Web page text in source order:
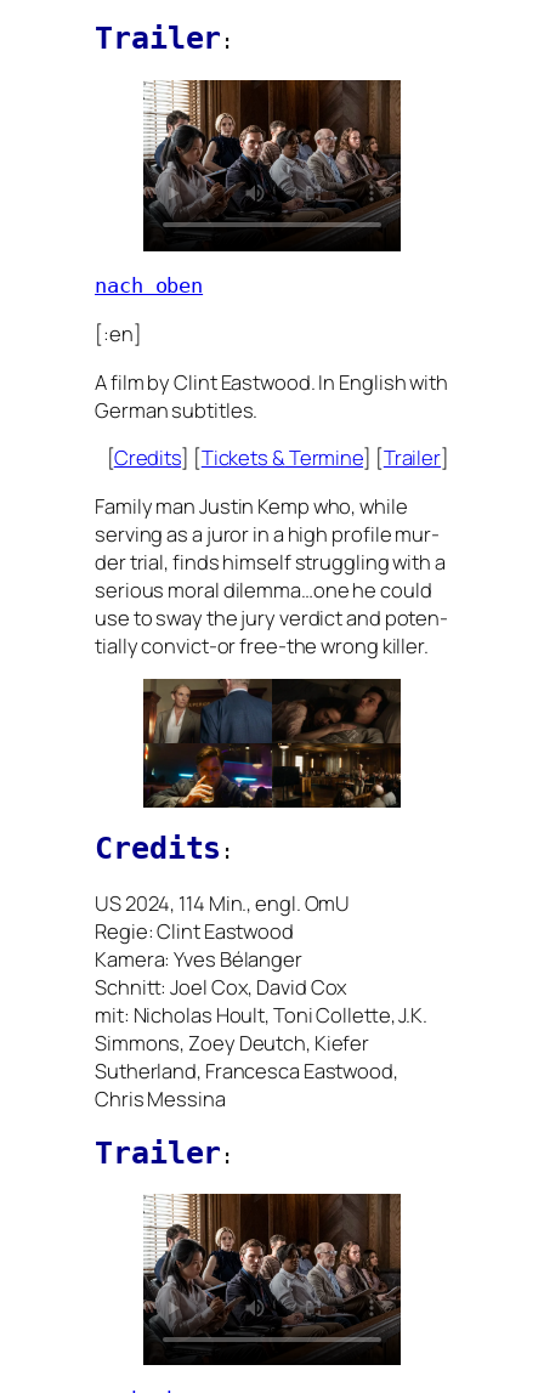
Trailer :
nach oben
[:en]
A film by Clint Eastwood. In English with
German subtitles.
[Credits] [Tickets&Termine] [Trailer]
Family man Justin Kemp who, while
ser­ving as a juror in a high pro­fi­le mur­
der tri­al, finds hims­elf strugg­ling with a
serious moral dilemma…one he could
use to sway the jury ver­dict and poten­
ti­al­ly con­vict-or free-the wrong killer.
Credits :
US2024, 114 Min., engl. OmU
Regie:Clint Eastwood
Kamera:Yves Bélanger
Schnitt:Joel Cox, David Cox
mit: Nicholas Hoult, Toni Collette, J.K.
Simmons, Zoey Deutch, Kiefer
Sutherland, Francesca Eastwood,
Chris Messina
Trailer :